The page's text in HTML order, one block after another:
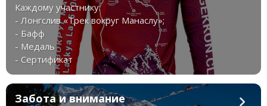
Каждому участнику:
- Лонгслив «Трек вокруг Манаслу»;
- Бафф
- Медаль
- Сертификат
Забота и внимание